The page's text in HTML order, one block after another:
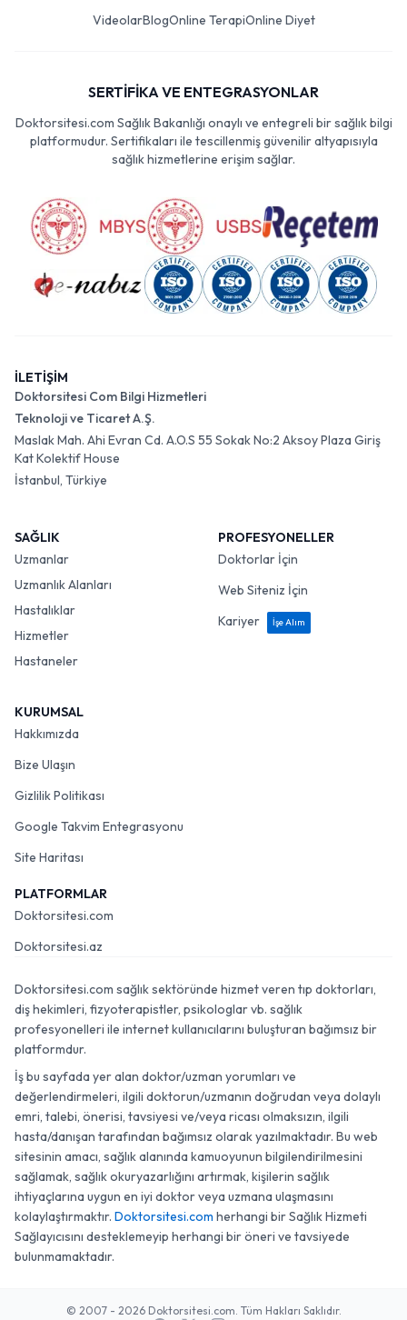
VideolarBlogOnline TerapiOnline Diyet
SERTİFİKA VE ENTEGRASYONLAR
Doktorsitesi.com Sağlık Bakanlığı onaylı ve entegreli bir sağlık bilgi
platformudur. Sertifikaları ile tescillenmiş güvenilir altyapısıyla
sağlık hizmetlerine erişim sağlar.
İLETİŞİM
Doktorsitesi Com Bilgi Hizmetleri
Teknoloji ve Ticaret A.Ş.
Maslak Mah. Ahi Evran Cd. A.O.S 55 Sokak No:2 Aksoy Plaza Giriş
Kat Kolektif House
İstanbul, Türkiye
SAĞLIK
Uzmanlar
Uzmanlık Alanları
Hastalıklar
Hizmetler
Hastaneler
PROFESYONELLER
Doktorlar İçin
Web Siteniz İçin
Kariyer
İşe Alım
KURUMSAL
Hakkımızda
Bize Ulaşın
Gizlilik Politikası
Google Takvim Entegrasyonu
Site Haritası
PLATFORMLAR
Doktorsitesi.com
Doktorsitesi.az
Doktorsitesi.com sağlık sektöründe hizmet veren tıp doktorları,
diş hekimleri, fizyoterapistler, psikologlar vb. sağlık
profesyonelleri ile internet kullanıcılarını buluşturan bağımsız bir
platformdur.
İş bu sayfada yer alan doktor/uzman yorumları ve
değerlendirmeleri, ilgili doktorun/uzmanın doğrudan veya dolaylı
emri, talebi, önerisi, tavsiyesi ve/veya ricası olmaksızın, ilgili
hasta/danışan tarafından bağımsız olarak yazılmaktadır. Bu web
sitesinin amacı, sağlık alanında kamuoyunun bilgilendirilmesini
sağlamak, sağlık okuryazarlığını artırmak, kişilerin sağlık
ihtiyaçlarına uygun en iyi doktor veya uzmana ulaşmasını
kolaylaştırmaktır. Doktorsitesi.com herhangi bir Sağlık Hizmeti
Sağlayıcısını desteklemeyip herhangi bir öneri ve tavsiyede
bulunmamaktadır.
© 2007 - 2026 Doktorsitesi.com. Tüm Hakları Saklıdır.